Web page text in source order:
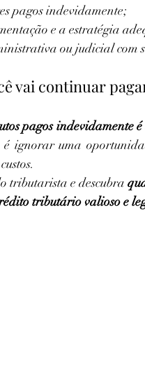
pagos indevidamente;
e a estratégia
ou judicial com
vai continuar
pagos
ignorar uma
tributarista e descubra
tributário valioso e